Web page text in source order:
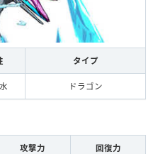
タイプ
ドラゴン
攻撃力 回復力